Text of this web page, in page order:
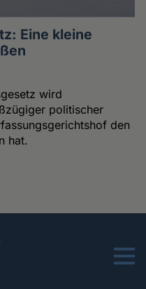
Eine kleine
wird
politischer
den
hat.
Menu